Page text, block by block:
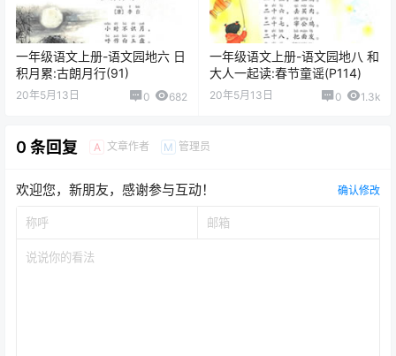
一年级语文上册-语文园地六 日
积月累:古朗月行(91)
20年5月13日 0 682
一年级语文上册-语文园地八 和
大人一起读:春节童谣(P114)
20年5月13日 0 1.3k
0 条回复 A 文章作者 M 管理员
欢迎您，新朋友，感谢参与互动！ 确认修改